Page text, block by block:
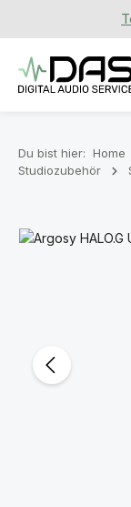
Zum Hauptinhalt
Du bist hier: Home
Studiozubehör
Bildergalerie